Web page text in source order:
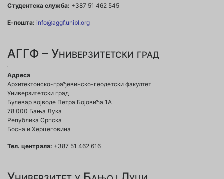
Студентска служба: +387 51 462 545
Е-пошта: info@aggf.unibl.org
АГГФ – Универзитетски град
Адреса
Архитектонско-грађевинско-геодетски факултет
Универзитетски град
Булевар војводе Петра Бојовића 1A
78 000 Бања Лука
Република Српска
Босна и Херцеговина
Тел. централа: +387 51 462 616